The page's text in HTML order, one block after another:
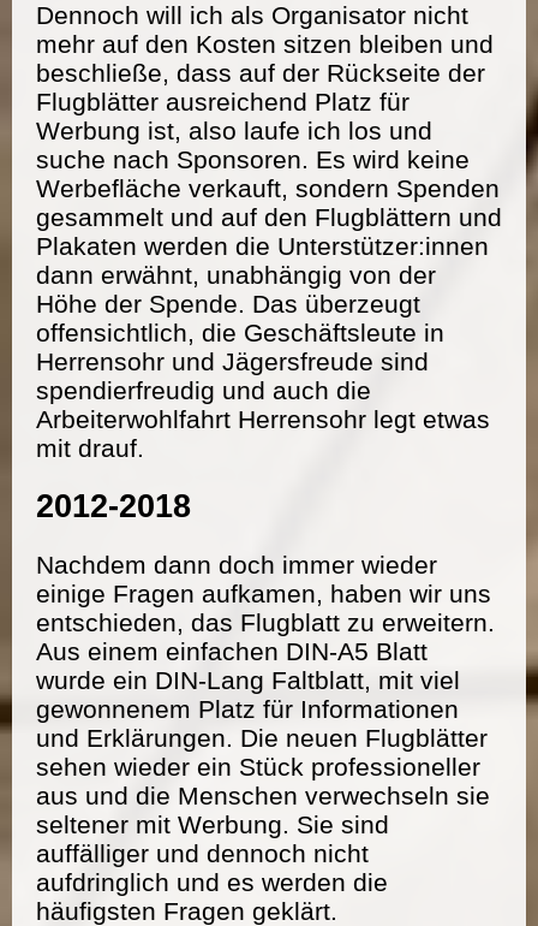
Dennoch will ich als Organisator nicht
mehr auf den Kosten sitzen bleiben und
beschließe, dass auf der Rückseite der
Flugblätter ausreichend Platz für
Werbung ist, also laufe ich los und
suche nach Sponsoren. Es wird keine
Werbefläche verkauft, sondern Spenden
gesammelt und auf den Flugblättern und
Plakaten werden die Unterstützer:innen
dann erwähnt, unabhängig von der
Höhe der Spende. Das überzeugt
offensichtlich, die Geschäftsleute in
Herrensohr und Jägersfreude sind
spendierfreudig und auch die
Arbeiterwohlfahrt Herrensohr legt etwas
mit drauf.
2012-2018
Nachdem dann doch immer wieder
einige Fragen aufkamen, haben wir uns
entschieden, das Flugblatt zu erweitern.
Aus einem einfachen DIN-A5 Blatt
wurde ein DIN-Lang Faltblatt, mit viel
gewonnenem Platz für Informationen
und Erklärungen. Die neuen Flugblätter
sehen wieder ein Stück professioneller
aus und die Menschen verwechseln sie
seltener mit Werbung. Sie sind
auffälliger und dennoch nicht
aufdringlich und es werden die
häufigsten Fragen geklärt.